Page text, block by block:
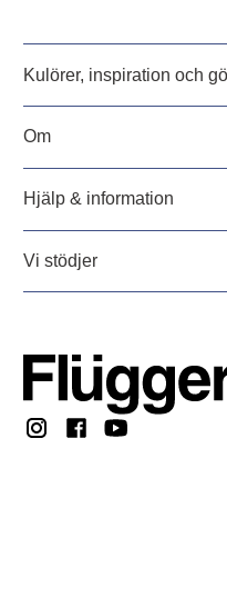
Kulörer, inspiration och
Om
Hjälp & information
Vi stödjer